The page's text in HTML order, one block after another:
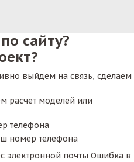
сайту?
выйдем на связь, сделаем
расчет моделей или
телефона
номер телефона
электронной почты Ошибка в